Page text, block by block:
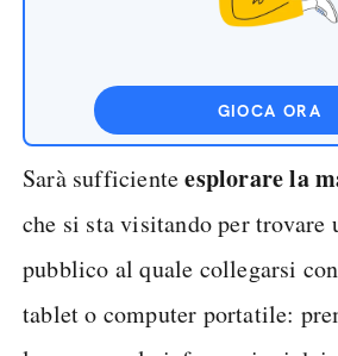
GIOCA ORA
Sarà sufficienteesplorare la
che si sta visitando per trovare
pubblico al quale collegarsi
tablet o computer portatile: